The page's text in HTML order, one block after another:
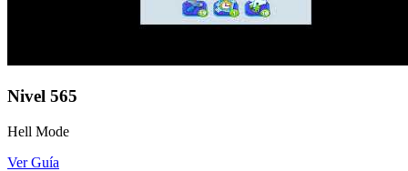
Nivel 565
Hell Mode
Ver Guía